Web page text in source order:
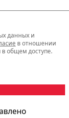
данных и
в отношении
общем доступе.